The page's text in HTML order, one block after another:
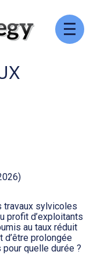
travaux sylvicoles
profit d’exploitants
au taux réduit
d’être prolongée
quelle durée ?